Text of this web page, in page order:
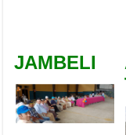
JAMBELI